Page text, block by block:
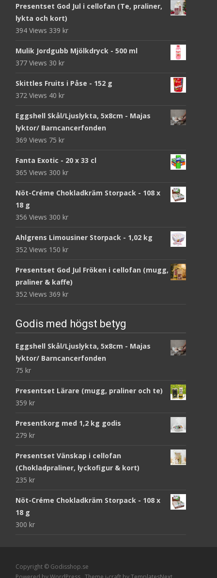
Presentset God Jul i cellofan (Te, praliner,
lykta och kort)
394 Views 339 kr
Mulik Jordgubb Mjölkdryck - 500 ml
377 Views 30 kr
Skittles Fruits i Påse - 152 g
372 Views 40 kr
Eggshell Skål/Ljuslykta, 5x8cm - Majas
lyktor/ Barncancerfonden
369 Views 75 kr
Fanta Exotic - 20 x 33 cl
365 Views 300 kr
Nöt-Créme Chokladkräm Storpack - 108 x
18 g
356 Views 300 kr
Ahlgrens Limousiner Storpack - 1,02 kg
352 Views 150 kr
Presentset God Jul Fröken i cellofan (mugg,
praliner & kaffe)
352 Views 369 kr
Godis med högst betyg
Eggshell Skål/Ljuslykta, 5x8cm - Majas
lyktor/ Barncancerfonden
75 kr
Presentset Lärare (mugg, praliner och te)
359 kr
Presentkorg med 1,2 kg godis
279 kr
Presentset Vänskap i cellofan
(Chokladpraliner, lyckofigur & kort)
235 kr
Nöt-Créme Chokladkräm Storpack - 108 x
18 g
300 kr
Copyright © Godisshop.se